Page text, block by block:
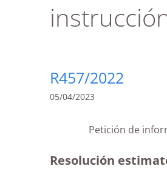
R457/2022
05/04/2023
Petición de
Resolución